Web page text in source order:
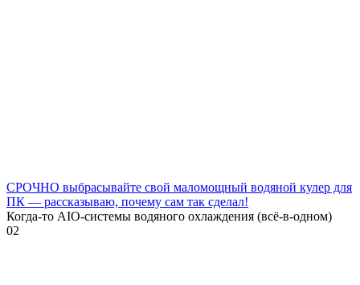
СРОЧНО выбрасывайте свой маломощный водяной кулер для
ПК — рассказываю, почему сам так сделал!
Когда-то AIO-системы водяного охлаждения (всё-в-одном)
02